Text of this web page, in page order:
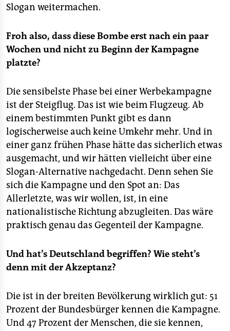
Slogan weitermachen.
Froh also, dass diese Bombe erst nach ein paar
Wochen und nicht zu Beginn der Kampagne
platzte?
Die sensibelste Phase bei einer Werbekampagne
ist der Steigflug. Das ist wie beim Flugzeug. Ab
einem bestimmten Punkt gibt es dann
logischerweise auch keine Umkehr mehr. Und in
einer ganz frühen Phase hätte das sicherlich etwas
ausgemacht, und wir hätten vielleicht über eine
Slogan-Alternative nachgedacht. Denn sehen Sie
sich die Kampagne und den Spot an: Das
Allerletzte, was wir wollen, ist, in eine
nationalistische Richtung abzugleiten. Das wäre
praktisch genau das Gegenteil der Kampagne.
Und hat’s Deutschland begriffen? Wie steht’s
denn mit der Akzeptanz?
Die ist in der breiten Bevölkerung wirklich gut: 51
Prozent der Bundesbürger kennen die Kampagne.
Und 47 Prozent der Menschen, die sie kennen,